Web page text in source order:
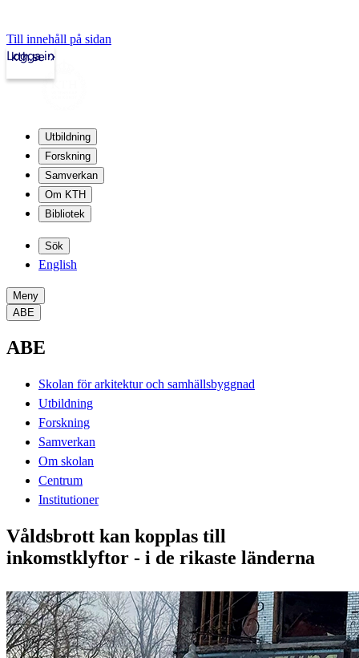
Till innehåll på sidan
kth.se
Logga in
Utbildning
Forskning
Samverkan
Om KTH
Bibliotek
Sök
English
Meny
ABE
ABE
Skolan för arkitektur och samhällsbyggnad
Utbildning
Forskning
Samverkan
Om skolan
Centrum
Institutioner
Våldsbrott kan kopplas till
inkomstklyftor - i de rikaste länderna